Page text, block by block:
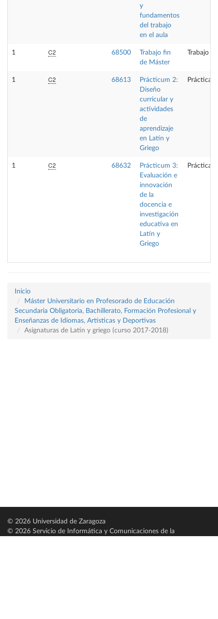
y
fundamentos
del trabajo
en el aula
1 C2 68500
Trabajo fin
de Máster
Trabajo
1 C2 68613
Prácticum 2:
Diseño
curricular y
actividades
de
aprendizaje
en Latín y
Griego
Prácticas
1 C2 68632
Prácticum 3:
Evaluación e
innovación
de la
docencia e
investigación
educativa en
Latín y
Griego
Prácticas
Inicio
Máster Universitario en Profesorado de Educación
Secundaria Obligatoria, Bachillerato, Formación Profesional y
Enseñanzas de Idiomas, Artísticas y Deportivas
Asignaturas de Latín y griego (curso 2017-2018)
© 2026 Universidad de Zaragoza
© 2026 Servicio de Informática y Comunicaciones de la